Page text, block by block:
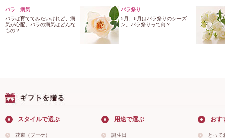
バラ 病気
バラは育ててみたいけれど、病
気が心配。バラの病気はどんな
もの？
バラ祭り
5月、6月はバラ祭りのシーズ
ン。バラ祭りって何？
スタイルで選ぶ
花束（ブーケ）
用途で選ぶ
誕生日
おす
とって